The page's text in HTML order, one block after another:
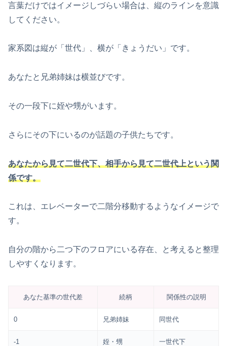
言葉だけではイメージしづらい場合は、縦のラインを意識
してください。
家系図は縦が「世代」、横が「きょうだい」です。
あなたと兄弟姉妹は横並びです。
その一段下に姪や甥がいます。
さらにその下にいるのが話題の子供たちです。
あなたから見て二世代下、相手から見て二世代上という関
係です。
これは、エレベーターで二階分移動するようなイメージで
す。
自分の階から二つ下のフロアにいる存在、と考えると整理
しやすくなります。
あなた基準の世代差 続柄 関係性の説明
0 兄弟姉妹 同世代
-1 姪・甥 一世代下